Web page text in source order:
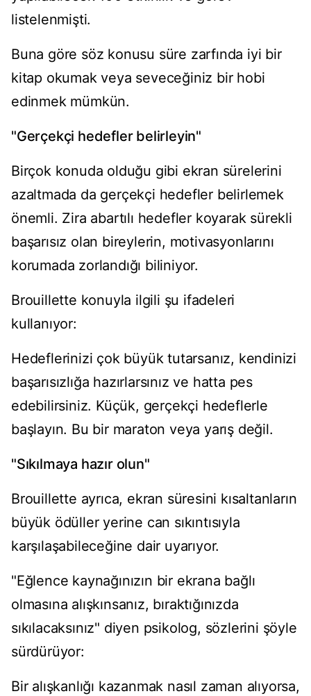
listelenmişti.
Buna göre söz konusu süre zarfında iyi bir
kitap okumak veya seveceğiniz bir hobi
edinmek mümkün.
"Gerçekçi hedefler belirleyin"
Birçok konuda olduğu gibi ekran sürelerini
azaltmada da gerçekçi hedefler belirlemek
önemli. Zira abartılı hedefler koyarak sürekli
başarısız olan bireylerin, motivasyonlarını
korumada zorlandığı biliniyor.
Brouillette konuyla ilgili şu ifadeleri
kullanıyor:
Hedeflerinizi çok büyük tutarsanız, kendinizi
başarısızlığa hazırlarsınız ve hatta pes
edebilirsiniz. Küçük, gerçekçi hedeflerle
başlayın. Bu bir maraton veya yarış değil.
"Sıkılmaya hazır olun"
Brouillette ayrıca, ekran süresini kısaltanların
büyük ödüller yerine can sıkıntısıyla
karşılaşabileceğine dair uyarıyor.
"Eğlence kaynağınızın bir ekrana bağlı
olmasına alışkınsanız, bıraktığınızda
sıkılacaksınız" diyen psikolog, sözlerini şöyle
sürdürüyor:
Bir alışkanlığı kazanmak nasıl zaman alıyorsa,